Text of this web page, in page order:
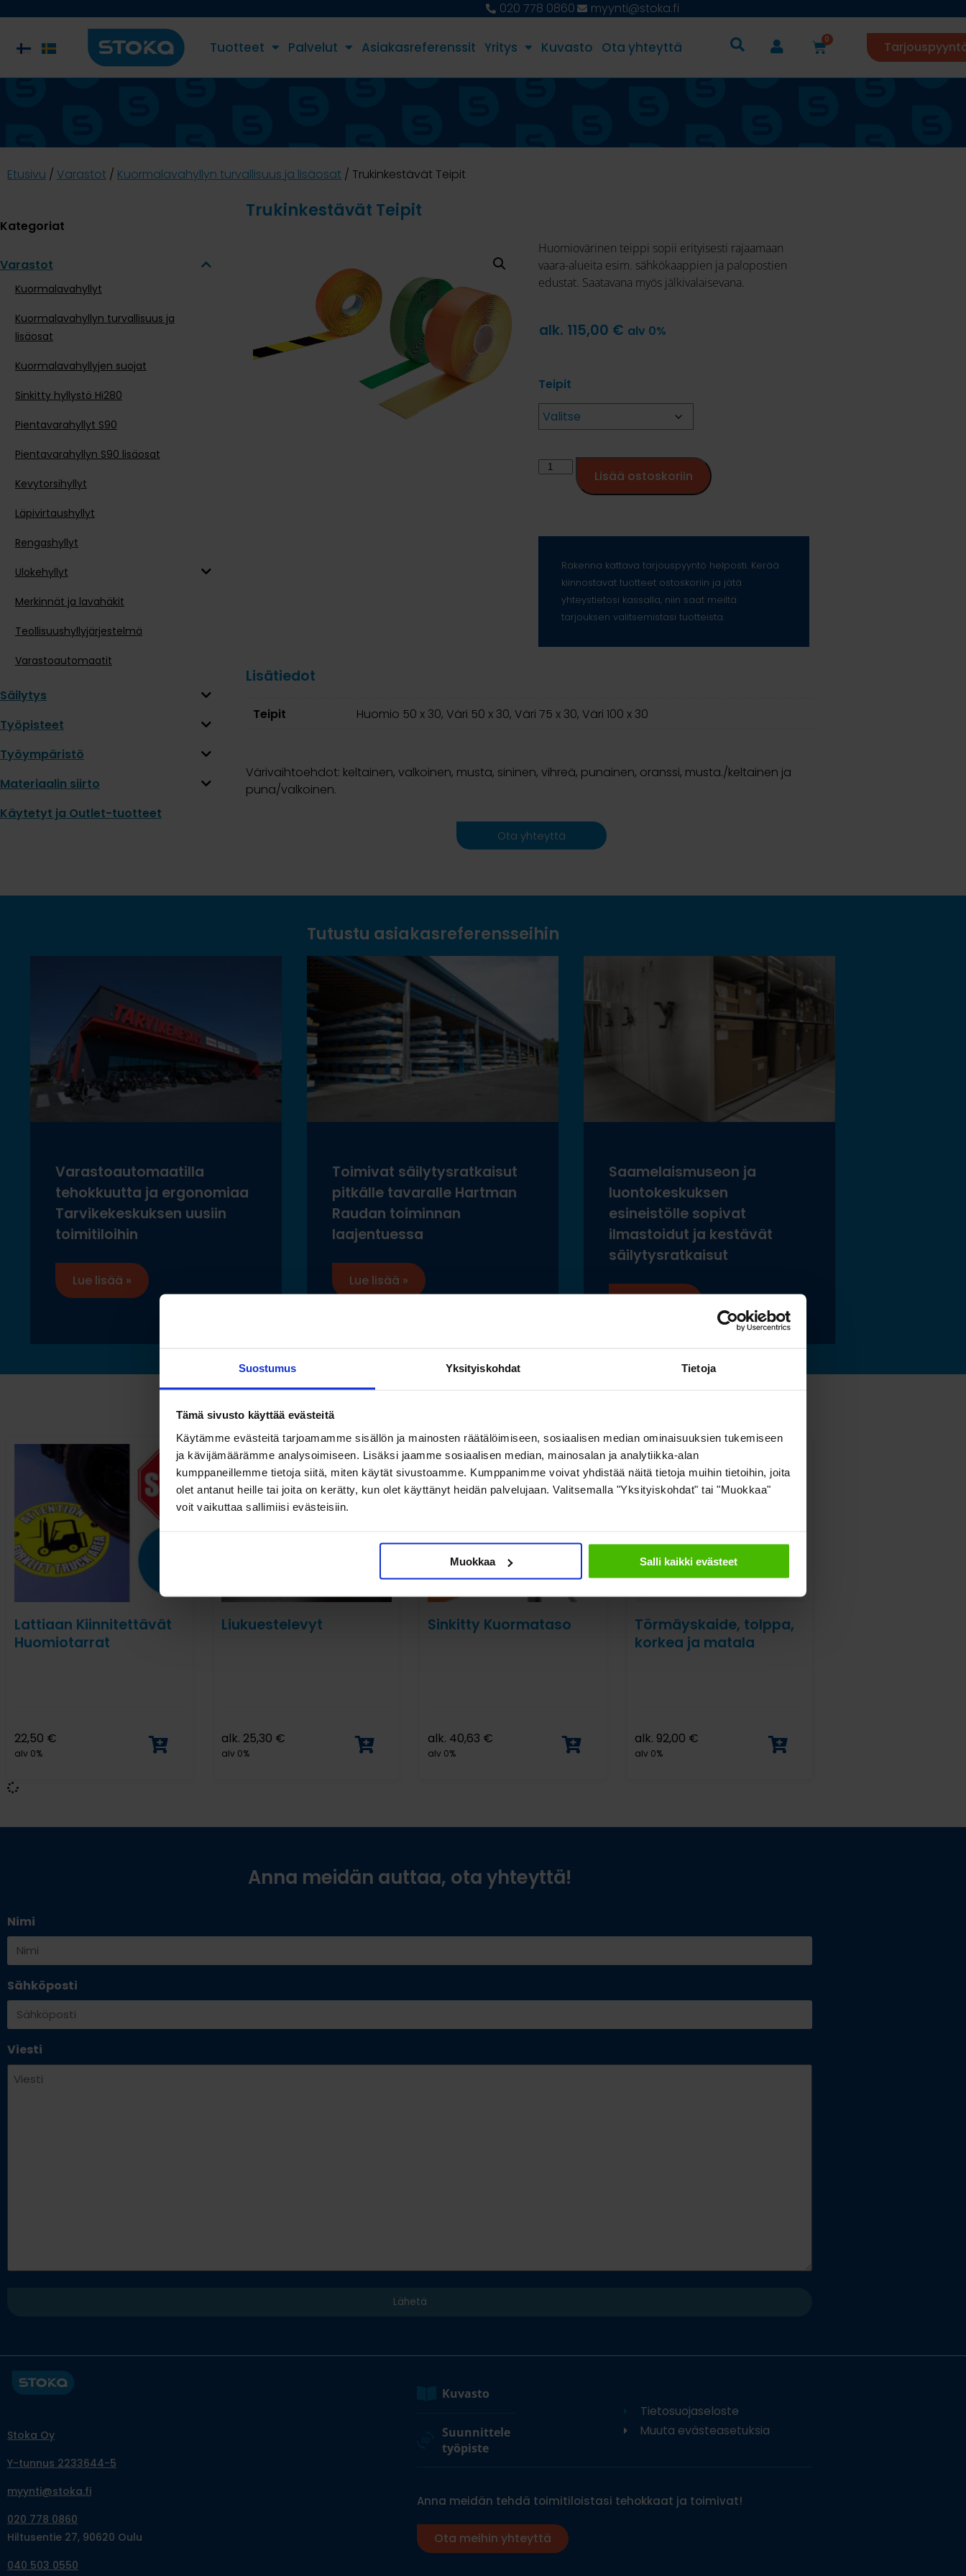
Suostumus Yksityiskohdat Tietoja
Tämä sivusto käyttää evästeitä
Käytämme evästeitä tarjoamamme sisällön ja mainosten räätälöimiseen, sosiaalisen median ominaisuuksien tukemiseen
ja kävijämäärämme analysoimiseen. Lisäksi jaamme sosiaalisen median, mainosalan ja analytiikka-alan
kumppaneillemme tietoja siitä, miten käytät sivustoamme. Kumppanimme voivat yhdistää näitä tietoja muihin tietoihin, joita
olet antanut heille tai joita on kerätty, kun olet käyttänyt heidän palvelujaan. Valitsemalla "Yksityiskohdat" tai "Muokkaa"
voit vaikuttaa sallimiisi evästeisiin.
Muokkaa Salli kaikki evästeet
020 778 0860 myynti@stoka.fi
Tuotteet Palvelut Asiakasreferenssit Yritys Kuvasto Ota yhteyttä 0
Etusivu / Varastot / Kuormalavahyllyn turvallisuus ja lisäosat / Trukinkestävät Teipit
Kategoriat
Varastot
Kuormalavahyllyt
Kuormalavahyllyn turvallisuus ja
lisäosat
Kuormalavahyllyjen suojat
Sinkitty hyllystö Hi280
Pientavarahyllyt S90
Pientavarahyllyn S90 lisäosat
Kevytorsihyllyt
Läpivirtaushyllyt
Rengashyllyt
Ulokehyllyt
Merkinnät ja lavahäkit
Teollisuushyllyjärjestelmä
Varastoautomaatit
Säilytys
Työpisteet
Työympäristö
Materiaalin siirto
Käytetyt ja Outlet-tuotteet
Trukinkestävät Teipit
Huomiovärinen teippi sopii erityisesti rajaamaan
vaara-alueita esim. sähkökaappien ja palopostien
edustat. Saatavana myös jälkivalaisevana.
alk. 115,00 € alv 0%
Teipit
Lisää ostoskoriin
Rakenna kattava tarjouspyyntö helposti. Kerää
kiinnostavat tuotteet ostoskoriin ja jätä
yhteystietosi kassalla, niin saat meiltä
tarjouksen valitsemistasi tuotteista.
Lisätiedot
Teipit Huomio 50 x 30, Väri 50 x 30, Väri 75 x 30, Väri 100 x 30
Värivaihtoehdot: keltainen, valkoinen, musta, sininen, vihreä, punainen, oranssi, musta./keltainen ja
puna/valkoinen.
Ota yhteyttä
Tutustu asiakasreferensseihin
Varastoautomaatilla
tehokkuutta ja ergonomiaa
Tarvikekeskuksen uusiin
toimitiloihin
Lue lisää »
Toimivat säilytysratkaisut
pitkälle tavaralle Hartman
Raudan toiminnan
laajentuessa
Lue lisää »
Saamelaismuseon ja
luontokeskuksen
esineistölle sopivat
ilmastoidut ja kestävät
säilytysratkaisut
Katso myös nämä
Lattiaan Kiinnitettävät
Huomiotarrat
22,50 €
alv 0%
Liukuestelevyt
alk. 25,30 €
alv 0%
Sinkitty Kuormataso
alk. 40,63 €
alv 0%
Törmäyskaide, tolppa,
korkea ja matala
alk. 92,00 €
alv 0%
Anna meidän auttaa, ota yhteyttä!
Nimi
Sähköposti
Viesti
Stoka Oy
Y-tunnus 2233644-5
myynti@stoka.fi
020 778 0860
Hiltusentie 27, 90620 Oulu
040 503 0550
Kuvasto
Suunnittele
työpiste
Tietosuojaseloste
Muuta evästeasetuksia
Anna meidän tehdä toimitiloistasi tehokkaat ja toimivat!
Ota meihin yhteyttä